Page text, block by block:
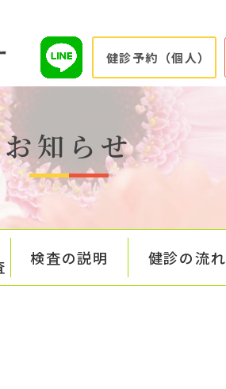
健診予約（個人）
お知らせ
検査の説明 健診の流れ